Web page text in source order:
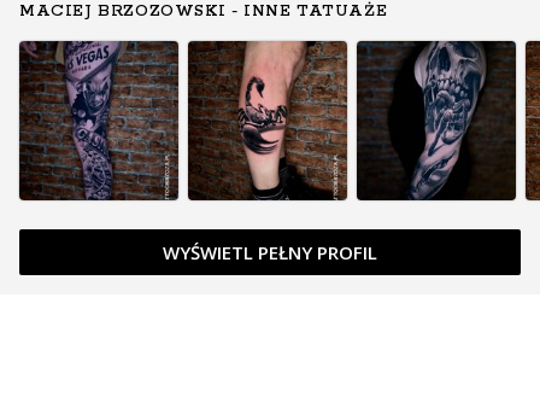
MACIEJ BRZOZOWSKI - INNE TATUAŻE
WYŚWIETL PEŁNY PROFIL